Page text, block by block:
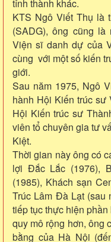
tỉnh thành khác.
KTS Ngô Viết Thụ là
(SADG), ông cũng
Viện sĩ danh dự của
cùng với một số kiến
giới.
Sau năm 1975, Ngô
hành Hội Kiến trúc sư
Hội Kiến trúc sư
viên tổ chuyên gia tư
Kiệt.
Thời gian này ông có
lợi Đắc Lắc (1976),
(1985), Khách sạn
Trúc Lâm Đà Lạt (sau
tiếp tục thực hiện
quy mô rộng hơn, ông
bằng của Hà Nội